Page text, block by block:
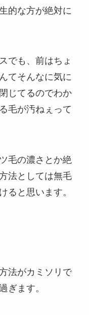
的な方が絶対に
でも、前はちょ
てそんなに気に
じてるのでわか
毛が汚ねぇって
毛の濃さとか絶
法としては無毛
ると思います。
法がカミソリで
ぎます。